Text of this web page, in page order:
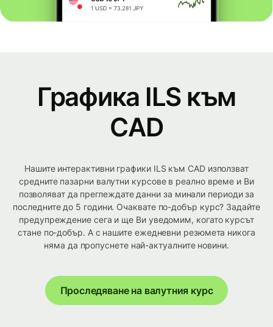
Графика ILS към
CAD
Нашите интерактивни графики ILS към CAD използват
средните пазарни валутни курсове в реално време и Ви
позволяват да преглеждате данни за минали периоди за
последните до 5 години. Очаквате по-добър курс? Задайте
предупреждение сега и ще Ви уведомим, когато курсът
стане по-добър. А с нашите ежедневни резюмета никога
няма да пропуснете най-актуалните новини.
Проследяване на валутния курс